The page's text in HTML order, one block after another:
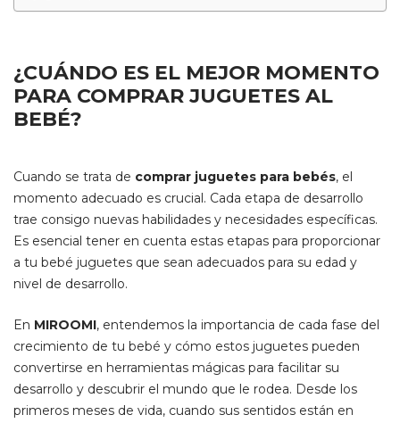
¿CUÁNDO ES EL MEJOR MOMENTO
PARA COMPRAR JUGUETES AL
BEBÉ?
Cuando se trata de comprar juguetes para bebés, el
momento adecuado es crucial. Cada etapa de desarrollo
trae consigo nuevas habilidades y necesidades específicas.
Es esencial tener en cuenta estas etapas para proporcionar
a tu bebé juguetes que sean adecuados para su edad y
nivel de desarrollo.
En MIROOMI, entendemos la importancia de cada fase del
crecimiento de tu bebé y cómo estos juguetes pueden
convertirse en herramientas mágicas para facilitar su
desarrollo y descubrir el mundo que le rodea. Desde los
primeros meses de vida, cuando sus sentidos están en